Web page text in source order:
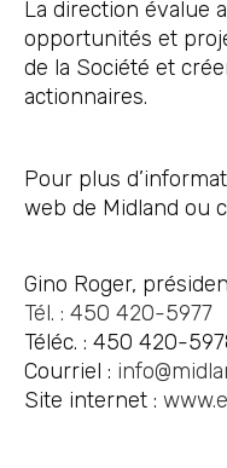
La direction évalue
opportunités et
de la Société et
actionnaires.
Pour plus
web de Midland ou
Gino Roger,
Tél. : 450 420-5977
Téléc. : 450 420-
Courriel :
Site internet :